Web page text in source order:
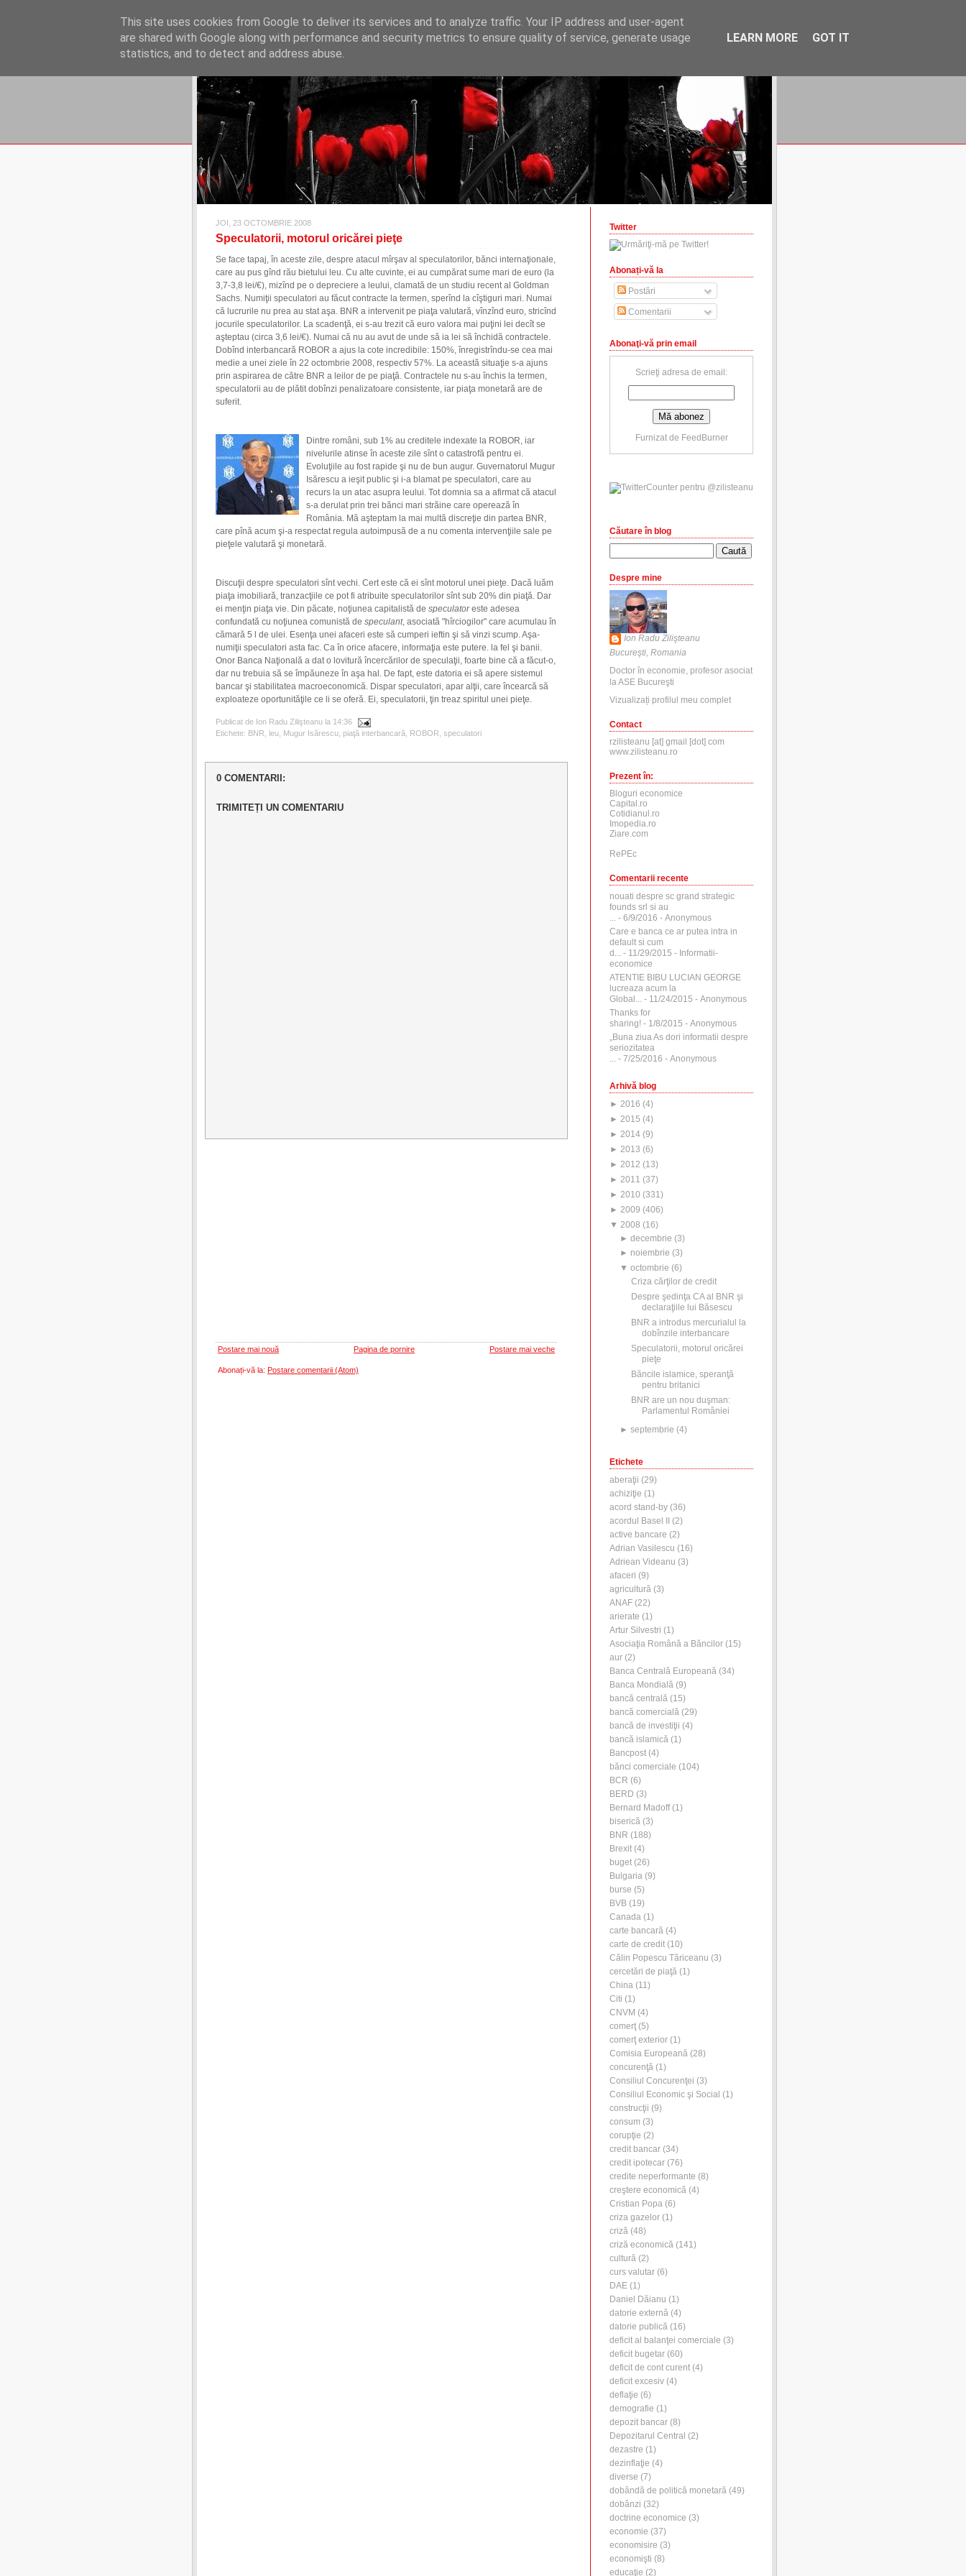
REFLECŢII ECONOMICE
blog de reflecţii, informaţii şi opinii economice
JOI, 23 OCTOMBRIE 2008
Speculatorii, motorul oricărei pieţe
Se face tapaj, în aceste zile, despre atacul mîrşav al speculatorilor, bănci internaţionale,
care au pus gînd rău bietului leu. Cu alte cuvinte, ei au cumpărat sume mari de euro (la
3,7-3,8 lei/€), mizînd pe o depreciere a leului, clamată de un studiu recent al Goldman
Sachs. Numiţii speculatori au făcut contracte la termen, sperînd la cîştiguri mari. Numai
că lucrurile nu prea au stat aşa. BNR a intervenit pe piaţa valutară, vînzînd euro, stricînd
jocurile speculatorilor. La scadenţă, ei s-au trezit că euro valora mai puţini lei decît se
aşteptau (circa 3,6 lei/€). Numai că nu au avut de unde să ia lei să închidă contractele.
Dobînd interbancară ROBOR a ajus la cote incredibile: 150%, înregistrîndu-se cea mai
medie a unei ziele în 22 octombrie 2008, respectiv 57%. La această situaţie s-a ajuns
prin aspirarea de către BNR a leilor de pe piaţă. Contractele nu s-au închis la termen,
speculatorii au de plătit dobînzi penalizatoare consistente, iar piaţa monetară are de
suferit.
Dintre români, sub 1% au creditele indexate la ROBOR, iar
nivelurile atinse în aceste zile sînt o catastrofă pentru ei.
Evoluţiile au fost rapide şi nu de bun augur. Guvernatorul Mugur
Isărescu a ieşit public şi i-a blamat pe speculatori, care au
recurs la un atac asupra leului. Tot domnia sa a afirmat că atacul
s-a derulat prin trei bănci mari străine care operează în
România. Mă aşteptam la mai multă discreţie din partea BNR,
care pînă acum şi-a respectat regula autoimpusă de a nu comenta intervenţiile sale pe
pieţele valutară şi monetară.
Discuţii despre speculatori sînt vechi. Cert este că ei sînt motorul unei pieţe. Dacă luăm
piaţa imobiliară, tranzacţiile ce pot fi atribuite speculatorilor sînt sub 20% din piaţă. Dar
ei menţin piaţa vie. Din păcate, noţiunea capitalistă de speculatoreste adesea
confundată cu noţiunea comunistă de speculant, asociată "hîrciogilor" care acumulau în
cămară 5 l de ulei. Esenţa unei afaceri este să cumperi ieftin şi să vinzi scump. Aşa-
numiţii speculatori asta fac. Ca în orice afacere, informaţia este putere. la fel şi banii.
Onor Banca Naţională a dat o lovitură încercărilor de speculaţii, foarte bine că a făcut-o,
dar nu trebuia să se împăuneze în aşa hal. De fapt, este datoria ei să apere sistemul
bancar şi stabilitatea macroeconomică. Dispar speculatori, apar alţii, care încearcă să
exploateze oportunităţile ce li se oferă. Ei, speculatorii, ţin treaz spiritul unei pieţe.
Publicat de Ion Radu Zilişteanu la 14:36
Etichete: BNR leu Mugur Isărescu piaţă interbancară ROBOR speculatori
0 COMENTARII:
TRIMITEȚI UN COMENTARIU
Postare mai nouă Postare mai veche
Pagina de pornire
Abonați-vă la: Postare comentarii (Atom)
Twitter
Abonați-vă la
Postări
Comentarii
Abonaţi-vă prin email
Scrieţi adresa de email:
Furnizat de FeedBurner
Căutare în blog
Despre mine
Ion Radu Zilişteanu
Bucureşti, Romania
Doctor în economie, profesor asociat
la ASE Bucureşti
Vizualizați profilul meu complet
Contact
rzilisteanu [at] gmail [dot] com
www.zilisteanu.ro
Prezent în:
Bloguri economice
Capital.ro
Cotidianul.ro
Imopedia.ro
Ziare.com
RePEc
Comentarii recente
nouati despre sc grand strategic
founds srl si au
... - 6/9/2016 - Anonymous
Care e banca ce ar putea intra in
default si cum
d... - 11/29/2015 - Informatii-
economice
ATENTIE BIBU LUCIAN GEORGE
lucreaza acum la
Global... - 11/24/2015 - Anonymous
Thanks for
sharing! - 1/8/2015 - Anonymous
„Buna ziua As dori informatii despre
seriozitatea
... - 7/25/2016 - Anonymous
Arhivă blog
► 2016 (4)
► 2015 (4)
► 2014 (9)
► 2013 (6)
► 2012 (13)
► 2011 (37)
► 2010 (331 )
► 2009 (406)
▼ 2008 (16)
►decembrie (3)
► noiembrie (3)
▼octombrie (6)
Criza cărţilor de credit
Despre şedinţa CA al BNR şi
declaraţiile lui Băsescu
BNR a introdus mercurialul la
dobînzile interbancare
Speculatorii, motorul oricărei
pieţe
Băncile islamice, speranţă
pentru britanici
BNR are un nou duşman:
Parlamentul României
►septembrie (4)
Etichete
aberaţii (29)
achiziţie (1)
acord stand-by (36)
acordul Basel II
(2)
active bancare (2)
Adrian Vasilescu (16)
Adriean Videanu (3)
afaceri (9)
agricultură (3)
ANAF (22)
arierate (1)
Artur Silvestri (1)
Asociaţia Română a Băncilor (15)
aur (2)
Banca Centrală Europeană (34)
Banca Mondială (9)
bancă centrală (15)
bancă comercială (29)
bancă de investiţii (4)
bancă islamică (1)
Bancpost (4)
bănci comerciale (104)
BCR (6)
BERD (3)
Bernard Madoff(1)
biserică (3)
BNR (188)
Brexit (4)
buget (26)
Bulgaria (9)
burse (5)
BVB (19)
Canada (1)
carte bancară (4)
carte de credit (10)
Călin Popescu Tăriceanu (3)
cercetări de piaţă (1)
China (11)
Citi (1)
CNVM (4)
comerţ (5)
comerţ exterior (1)
Comisia Europeană (28)
concurenţă (1)
Consiliul Concurenţei (3)
Consiliul Economic şi Social (1)
construcţii (9)
consum (3)
corupţie (2)
credit bancar (34)
credit ipotecar (76)
credite neperformante (8)
creştere economică (4)
Cristian Popa (6)
criza gazelor (1)
criză (48)
criză economică (141)
cultură (2)
curs valutar (6)
DAE (1)
Daniel Dăianu (1)
datorie externă (4)
datorie publică (16)
deficit al balanţei comerciale (3)
deficit bugetar (60)
deficit de cont curent (4)
deficit excesiv (4)
deflaţie (6)
demografie (1)
depozit bancar (8)
Depozitarul Central (2)
dezastre (1)
dezinflaţie (4)
diverse (7)
dobândă de politică monetară (49)
dobânzi (32)
doctrine economice (3)
economie (37)
economisire (3)
economişti (8)
educaţie (2)
This site uses cookies from Google to deliver its services and to analyze traffic. Your IP address and user-agent
are shared with Google along with performance and security metrics to ensure quality of service, generate usage
statistics, and to detect and address abuse.
LEARN MORE GOT IT